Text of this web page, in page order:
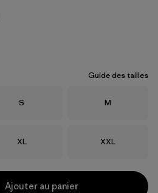
Guide des tailles
Taille
S Taille
M
Taille
XL Taille
XXL
Ajouter au panier